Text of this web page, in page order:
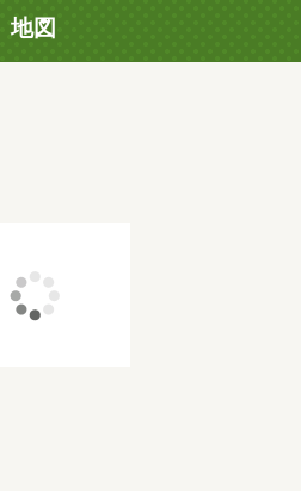
地図